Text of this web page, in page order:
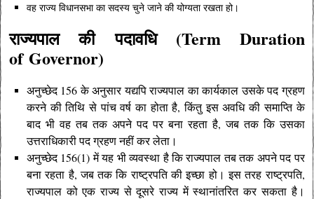
वह राज्य विधानसभा का सदस्य चुने जाने की योग्यता रखता हो।
राज्यपाल कीपदावधि (Term Duration
of Governor)
अनुच्छेद 156 के अनुसार यद्यपि राज्यपाल का कार्यकाल उसके पद ग्रहण
करने की तिथि से पांच वर्ष का होता है, किंतु इस अवधि की समाप्ति के
बाद भी वह तब तक अपने पद पर बना रहता है, जब तक कि उसका
उत्तराधिकारी पद ग्रहण नहीं कर लेता।
अनुच्छेद 156(1) में यह भी व्यवस्था है कि राज्यपाल तब तक अपने पद पर
बना रहता है, जब तक कि राष्ट्रपति की इच्छा हो। इस तरह राष्ट्रपति,
राज्यपाल को एक राज्य से दूसरे राज्य में स्थानांतरित कर सकता है।